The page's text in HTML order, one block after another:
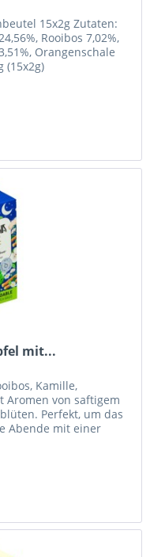
15x2g Zutaten:
Rooibos 7,02%,
Orangenschale
(15x2g)
mit...
Kamille,
Aromen von saftigem
Perfekt, um das
Abende mit einer